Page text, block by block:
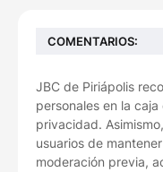
COMENTARIOS:
JBC de Piriápolis
personales en la
privacidad.
usuarios de
moderación previa,